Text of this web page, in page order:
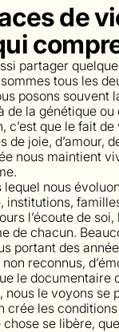
de
partager
tous les
posons souvent
de la génétique
c’est que le fait
de joie, d’amour,
nous maintient
lequel nous
institutions,
l’écoute de soi,
de chacun.
portant des
reconnus,
le documentaire
nous le voyons se
crée les
se libère,